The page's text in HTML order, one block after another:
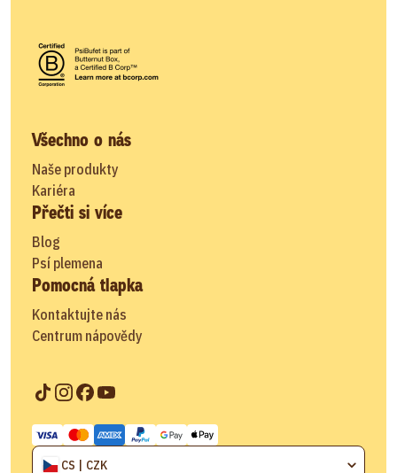
Všechno o nás
Naše produkty
Kariéra
Přečti si více
Blog
Psí plemena
Pomocná tlapka
Kontaktujte nás
Centrum nápovědy
CS | CZK